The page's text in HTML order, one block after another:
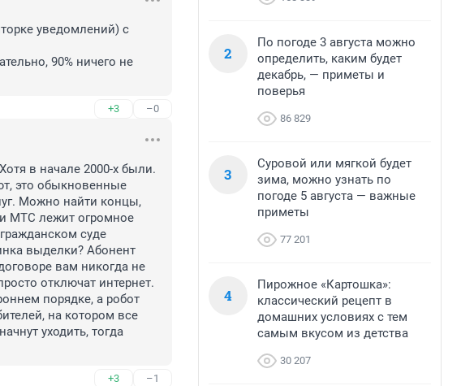
уведомлений) с
90% ничего не
+3 –0
в начале 2000-х были.
это обыкновенные
Можно найти концы,
МТС лежит огромное
суде
выделки? Абонент
вам никогда не
отключат интернет.
порядке, а робот
на котором все
уходить, тогда
+3 –1
2
По погоде 3 августа можно
определить, каким будет
декабрь, — приметы и
поверья
86 829
3
Суровой или мягкой будет
зима, можно узнать по
погоде 5 августа — важные
приметы
77 201
4
Пирожное «Картошка»:
классический рецепт в
домашних условиях с тем
самым вкусом из детства
30 207